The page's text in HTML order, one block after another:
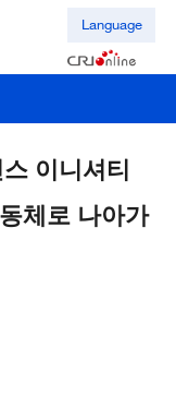
Language
이니셔티
체로 나아가